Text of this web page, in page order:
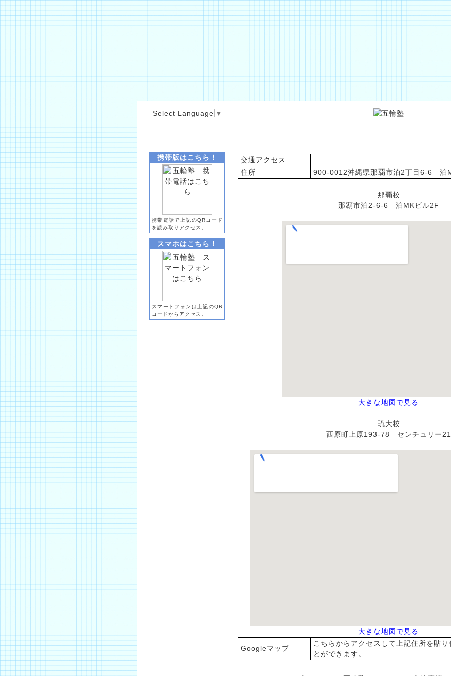
Select Language ▼
携帯版はこちら！
携帯電話で上記のQRコード
を読み取りアクセス。
スマホはこちら！
スマートフォンは上記のQR
コードからアクセス。
交通アクセス
住所
900-0012沖縄県那覇市泊2丁目6-6
那覇校
那覇市泊2-6-6 泊MKビル2F
大きな地図で見る
琉大校
西原町上原193-78 センチュリー21
大きな地図で見る
Googleマップ
こちらからアクセスして上記住所を貼
とができます。